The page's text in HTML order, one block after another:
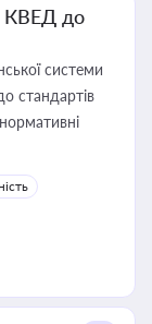
КВЕД до
системи
стандартів